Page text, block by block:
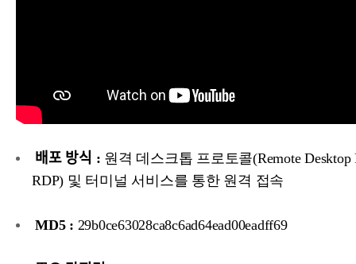
배포 방식 : 원격 데스크톱 프로토콜(Remote Desktop
RDP) 및 터미널 서비스를 통한 원격 접속
MD5 : 29b0ce63028ca8c6ad64ead00eadff69